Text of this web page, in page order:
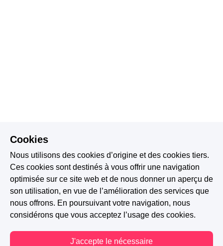
Cookies
Nous utilisons des cookies d’origine et des cookies tiers.
Ces cookies sont destinés à vous offrir une navigation
optimisée sur ce site web et de nous donner un aperçu de
son utilisation, en vue de l’amélioration des services que
nous offrons. En poursuivant votre navigation, nous
considérons que vous acceptez l’usage des cookies.
J'accepte le nécessaire